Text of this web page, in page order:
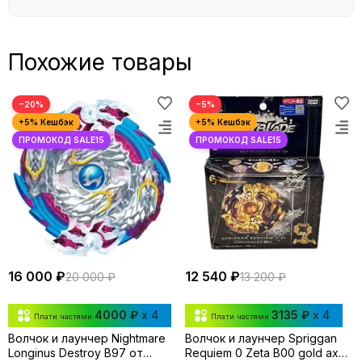
Похожие товары
−20%
16 000 ₽20 000 ₽
Плати частями 4000 ₽ x 4
Волчок и лаунчер Nightmare
Longinus Destroy B97 от
−5%
12 540 ₽13 200 ₽
Плати частями 3135 ₽ x 4
Волчок и лаунчер Spriggan
Requiem 0 Zeta B00 gold axe